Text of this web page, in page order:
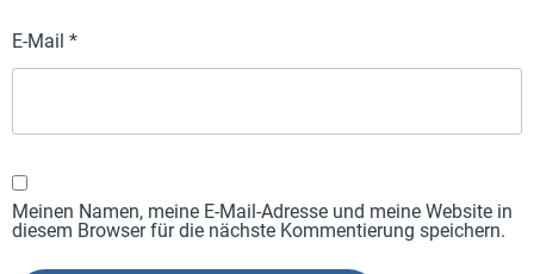
E-Mail *
Meinen Namen, meine E-Mail-Adresse und meine Website in
diesem Browser für die nächste Kommentierung speichern.